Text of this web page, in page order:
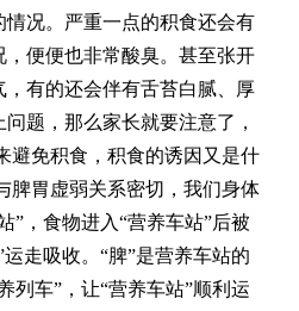
况。严重一点的积食还会有
便便也非常酸臭。甚至张开
有的还会伴有舌苔白腻、厚
题，那么家长就要注意了，
避免积食，积食的诱因又是什
脾胃虚弱关系密切，我们身体
”，食物进入“营养车站”后被
走吸收。“脾”是营养车站的
列车”，让“营养车站”顺利运